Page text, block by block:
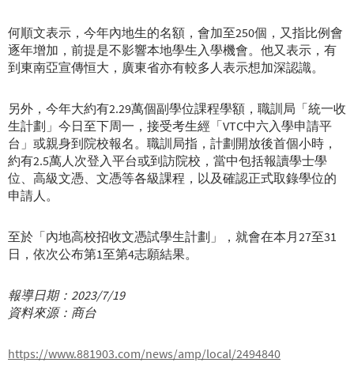
何順文表示，今年內地生的名額，會加至250個，又指比例會
逐年增加，前提是不影響本地學生入學機會。他又表示，有
到東南亞宣傳恒大，廣東省亦有較多人表示想加深認識。
另外，今年大約有2.29萬個副學位課程學額，職訓局「統一收
生計劃」今日至下周一，接受考生經「VTC中六入學申請平
台」或親身到院校報名。職訓局指，計劃開放後首個小時，
約有2.5萬人次登入平台或到訪院校，當中包括報讀學士學
位、高級文憑、文憑等各級課程，以及確認正式取錄學位的
申請人。
至於「內地高校招收文憑試學生計劃」，就會在本月27至31
日，依次公布第1至第4志願結果。
報導日期：2023/7/19
資料來源：商台
https://www.881903.com/news/amp/local/2494840